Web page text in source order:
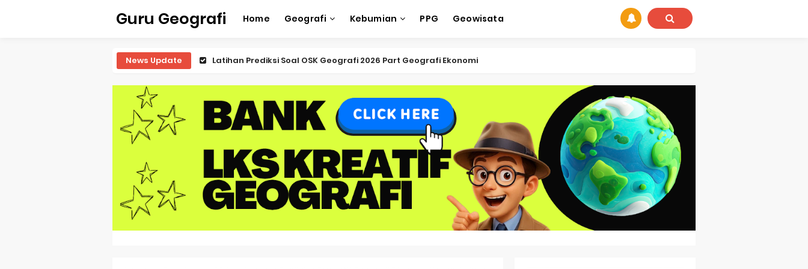
Guru Geografi Home Geografi Kebumian PPG Geowisata
News Update Latihan Prediksi Soal OSK Geografi 2026 Part Geografi Ekonomi
Latihan Prediksi Soal OSK Geografi 2026 Part Geografi Pertanian
Latihan Prediksi Soal OSK Geografi 2026 Part Geografi Budaya
Latihan Prediksi Soal OSK Geografi 2026 Part Dinamika Kota
Pembahasan Soal OSN-K Geografi 2025 No 51-55
Pembahasan Soal OSN-K Geografi 2025 No 46-50
Pembahasan Soal OSN-K Geografi 2025 No 41-45